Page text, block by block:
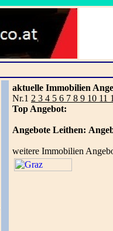
aktuelle Immobilien
Nr.1 2 3 4 5 6 7 8 9 10 11
Top Angebot:
Angebote Leithen:
weitere Immobilien